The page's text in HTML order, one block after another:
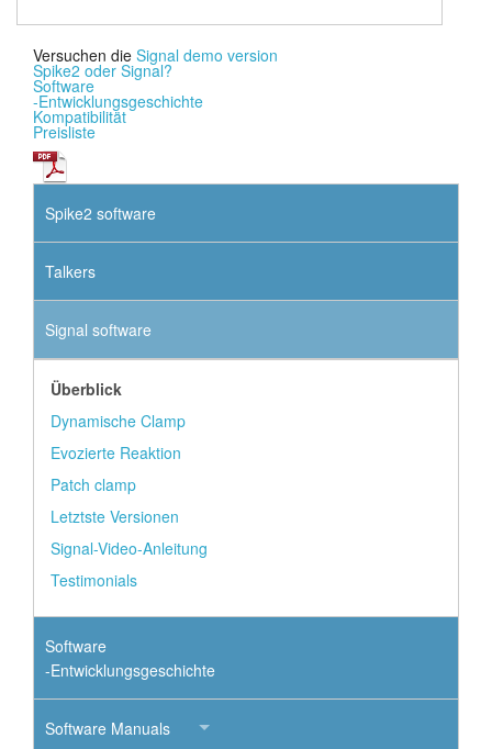
Versuchen die Signal demo version
Spike2 oder Signal?
Software
-Entwicklungsgeschichte
Kompatibilität
Preisliste
Spike2 software
Talkers
Signal software
Überblick
Dynamische Clamp
Evozierte Reaktion
Patch clamp
Letztste Versionen
Signal-Video-Anleitung
Testimonials
Software
-Entwicklungsgeschichte
Software Manuals